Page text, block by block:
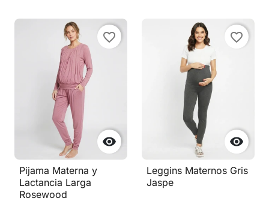

favorite_border
Pijama Materna y
Lactancia Larga
Rosewood

favorite_border
Leggins Maternos Gris
Jaspe